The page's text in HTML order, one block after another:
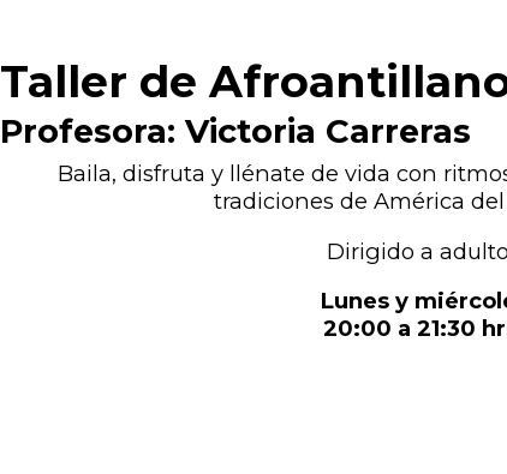
Taller de
Profesora: Victoria Carreras
Baila, disfruta y llénate de vida con
tradiciones de América del
Dirigido a
Lunes y
20:00 a 21:30